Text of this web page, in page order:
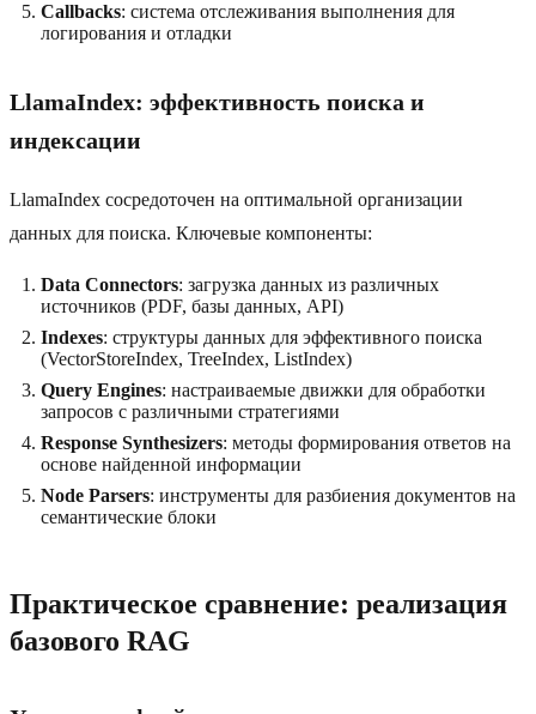
Callbacks: система отслеживания выполнения для
логирования и отладки
LlamaIndex: эффективность поиска и
индексации
LlamaIndex сосредоточен на оптимальной организации
данных для поиска. Ключевые компоненты:
Data Connectors: загрузка данных из различных
источников (PDF, базы данных, API)
Indexes: структуры данных для эффективного поиска
(VectorStoreIndex, TreeIndex, ListIndex)
Query Engines: настраиваемые движки для обработки
запросов с различными стратегиями
Response Synthesizers: методы формирования ответов на
основе найденной информации
Node Parsers: инструменты для разбиения документов на
семантические блоки
Практическое сравнение: реализация
базового RAG